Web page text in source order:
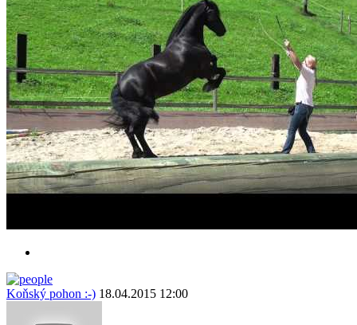
Koňský pohon :-) 18.04.2015 12:00